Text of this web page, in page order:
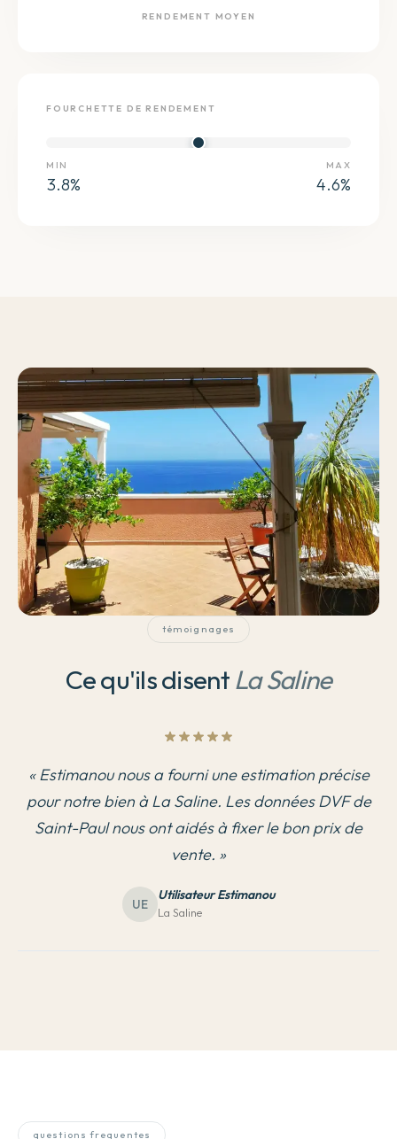
RENDEMENT MOYEN
FOURCHETTE DE RENDEMENT
MIN
3.8%
MAX
4.6%
témoignages
Ce qu'ils disentLa Saline
« Estimanou nous a fourni une estimation précise
pour notre bien à La Saline. Les données DVF de
Saint-Paul nous ont aidés à fixer le bon prix de
vente. »
UE
Utilisateur Estimanou
La Saline
questions frequentes